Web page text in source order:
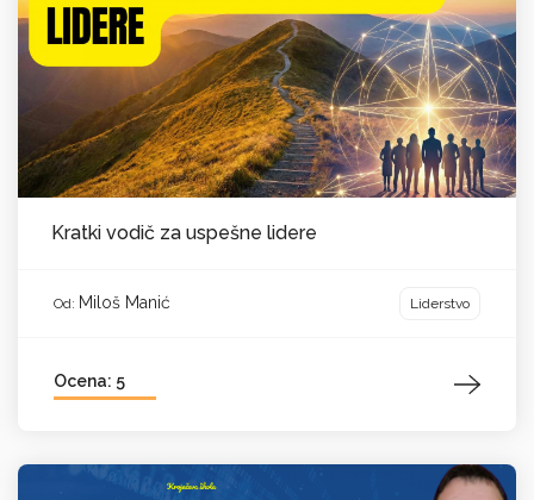
Kratki vodič za uspešne lidere
Od: Miloš Manić Liderstvo
Ocena: 5